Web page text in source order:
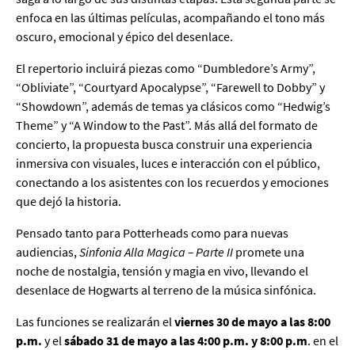
enfoca en las últimas películas, acompañando el tono más
oscuro, emocional y épico del desenlace.
El repertorio incluirá piezas como “Dumbledore’s Army”,
“Obliviate”, “Courtyard Apocalypse”, “Farewell to Dobby” y
“Showdown”, además de temas ya clásicos como “Hedwig’s
Theme” y “A Window to the Past”. Más allá del formato de
concierto, la propuesta busca construir una experiencia
inmersiva con visuales, luces e interacción con el público,
conectando a los asistentes con los recuerdos y emociones
que dejó la historia.
Pensado tanto para Potterheads como para nuevas
audiencias,Sinfonia Alla Magica – Parte II promete una
noche de nostalgia, tensión y magia en vivo, llevando el
desenlace de Hogwarts al terreno de la música sinfónica.
Las funciones se realizarán elviernes 30 de mayo a las 8:00
p.m. y elsábado 31 de mayo a las 4:00 p.m. y 8:00 p.m. en el